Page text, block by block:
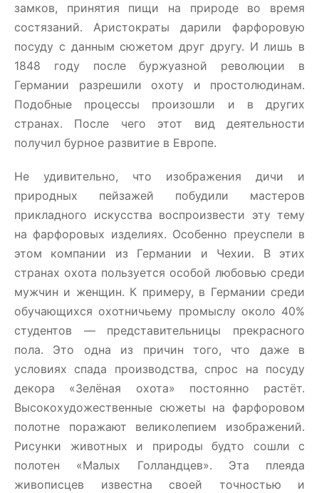
замков, принятия пищи на природе во время
состязаний. Аристократы дарили фарфоровую
посуду с данным сюжетом друг другу. И лишь в
1848 году после буржуазной революции в
Германии разрешили охоту и простолюдинам.
Подобные процессы произошли и в других
странах. После чего этот вид деятельности
получил бурное развитие в Европе.
Не удивительно, что изображения дичи и
природных пейзажей побудили мастеров
прикладного искусства воспроизвести эту тему
на фарфоровых изделиях. Особенно преуспели в
этом компании из Германии и Чехии. В этих
странах охота пользуется особой любовью среди
мужчин и женщин. К примеру, в Германии среди
обучающихся охотничьему промыслу около 40%
студентов — представительницы прекрасного
пола. Это одна из причин того, что даже в
условиях спада производства, спрос на посуду
декора «Зелёная охота» постоянно растёт.
Высокохудожественные сюжеты на фарфоровом
полотне поражают великолепием изображений.
Рисунки животных и природы будто сошли с
полотен «Малых Голландцев». Эта плеяда
живописцев известна своей точностью и